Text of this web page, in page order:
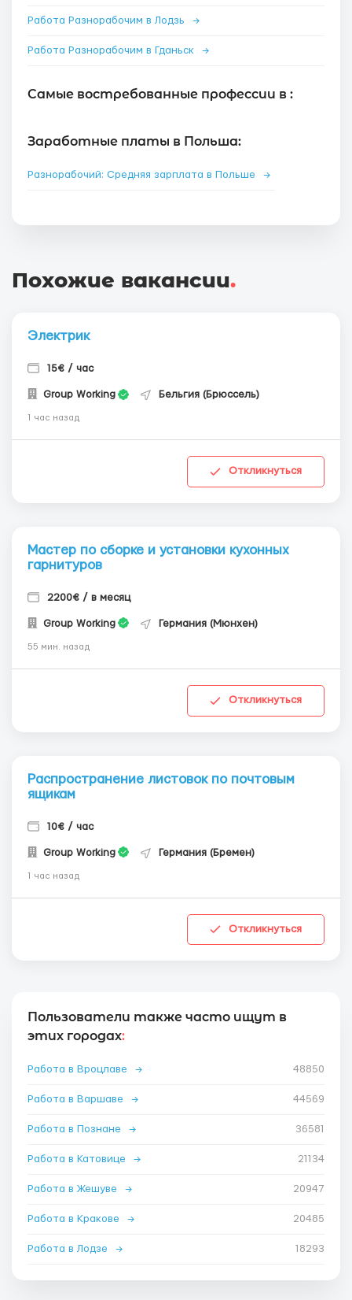
Работа Разнорабочим в Лодзь →
Работа Разнорабочим в Гданьск →
Самые востребованные профессии в :
Заработные платы в Польша:
Разнорабочий: Средняя зарплата в Польше →
Похожие вакансии.
Электрик
15€ / час
Group Working Бельгия (Брюссель)
1 час назад
Откликнуться
Мастер по сборке и установки кухонных
гарнитуров
2200€ / в месяц
Group Working Германия (Мюнхен)
55 мин. назад
Откликнуться
Распространение листовок по почтовым
ящикам
10€ / час
Group Working Германия (Бремен)
1 час назад
Откликнуться
Пользователи также часто ищут в
этих городах:
Работа в Вроцлаве → 48850
Работа в Варшаве → 44569
Работа в Познане → 36581
Работа в Катовице → 21134
Работа в Жешуве → 20947
Работа в Кракове → 20485
Работа в Лодзе → 18293